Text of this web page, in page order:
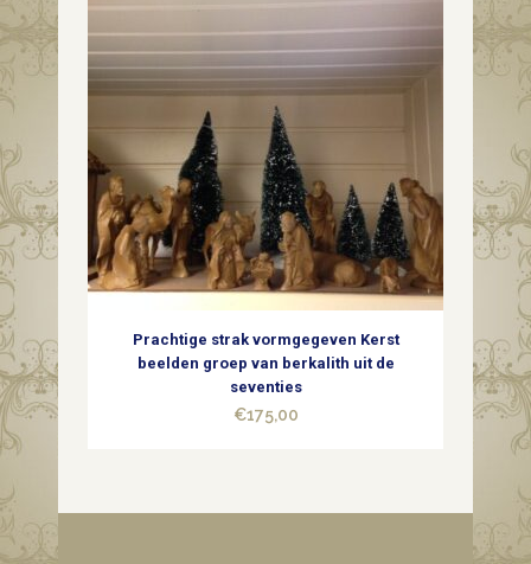
Prachtige strak vormgegeven Kerst
beelden groep van berkalith uit de
seventies
€175,00